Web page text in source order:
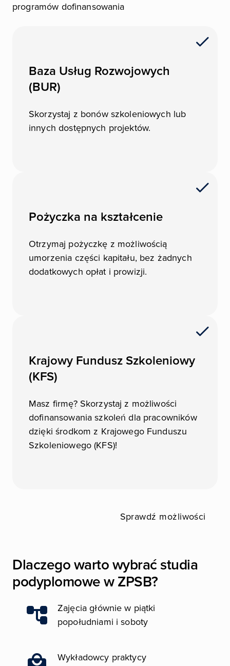
programów dofinansowania
Baza Usług Rozwojowych
(BUR)
Skorzystaj z bonów szkoleniowych lub
innych dostępnych projektów.
Pożyczka na kształcenie
Otrzymaj pożyczkę z możliwością
umorzenia części kapitału, bez żadnych
dodatkowych opłat i prowizji.
Krajowy Fundusz Szkoleniowy
(KFS)
Masz firmę? Skorzystaj z możliwości
dofinansowania szkoleń dla pracowników
dzięki środkom z Krajowego Funduszu
Szkoleniowego (KFS)!
Sprawdź możliwości
Dlaczego warto wybrać studia
podyplomowe w ZPSB?
Obraz
Zajęcia głównie w piątki
popołudniami i soboty
Obraz Wykładowcy praktycy